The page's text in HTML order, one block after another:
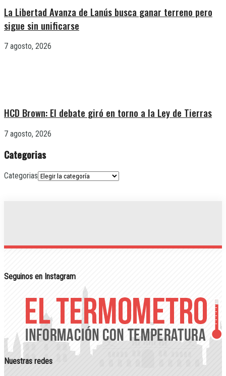
La Libertad Avanza de Lanús busca ganar terreno pero
sigue sin unificarse
7 agosto, 2026
HCD Brown: El debate giró en torno a la Ley de Tierras
7 agosto, 2026
Categorias
Categorias
Seguinos en Instagram
Nuestras redes